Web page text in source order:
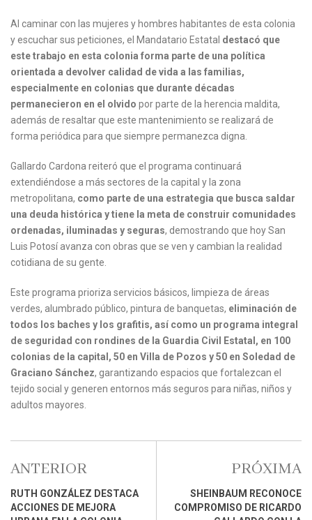
Al caminar con las mujeres y hombres habitantes de esta colonia
y escuchar sus peticiones, el Mandatario Estatal destacó que
este trabajo en esta colonia forma parte de una política
orientada a devolver calidad de vida a las familias,
especialmente en colonias que durante décadas
permanecieron en el olvido por parte de la herencia maldita,
además de resaltar que este mantenimiento se realizará de
forma periódica para que siempre permanezca digna.
Gallardo Cardona reiteró que el programa continuará
extendiéndose a más sectores de la capital y la zona
metropolitana, como parte de una estrategia que busca saldar
una deuda histórica y tiene la meta de construir comunidades
ordenadas, iluminadas y seguras, demostrando que hoy San
Luis Potosí avanza con obras que se ven y cambian la realidad
cotidiana de su gente.
Este programa prioriza servicios básicos, limpieza de áreas
verdes, alumbrado público, pintura de banquetas, eliminación de
todos los baches y los grafitis, así como un programa integral
de seguridad con rondines de la Guardia Civil Estatal, en 100
colonias de la capital, 50 en Villa de Pozos y 50 en Soledad de
Graciano Sánchez, garantizando espacios que fortalezcan el
tejido social y generen entornos más seguros para niñas, niños y
adultos mayores.
ANTERIOR
RUTH GONZÁLEZ DESTACA
ACCIONES DE MEJORA
PRÓXIMA
SHEINBAUM RECONOCE
COMPROMISO DE RICARDO